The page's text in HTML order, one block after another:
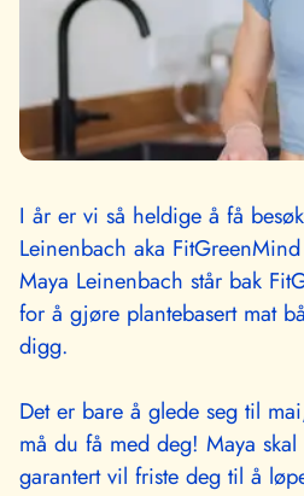
I år er vi så heldige å få
Leinenbach aka
Maya Leinenbach står bak
for å gjøre plantebasert mat
digg.
Det er bare å glede seg til
må du få med deg! Maya
garantert vil friste deg til å